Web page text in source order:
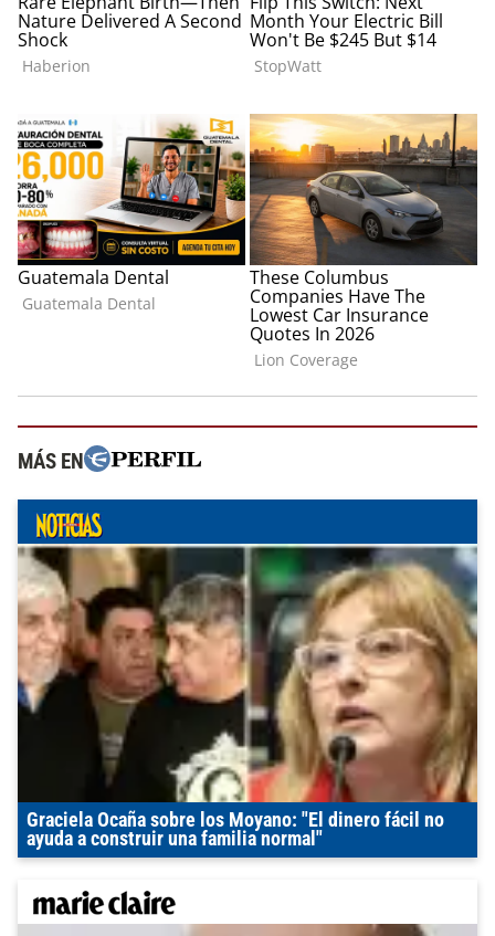
MÁS EN
Graciela Ocaña sobre los Moyano: "El dinero fácil no
ayuda a construir una familia normal"